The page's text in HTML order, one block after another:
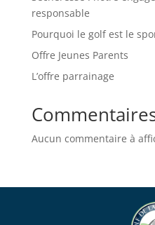
responsable
Pourquoi le golf est le
Offre Jeunes Parents
L’offre parrainage
Aucun commentaire à